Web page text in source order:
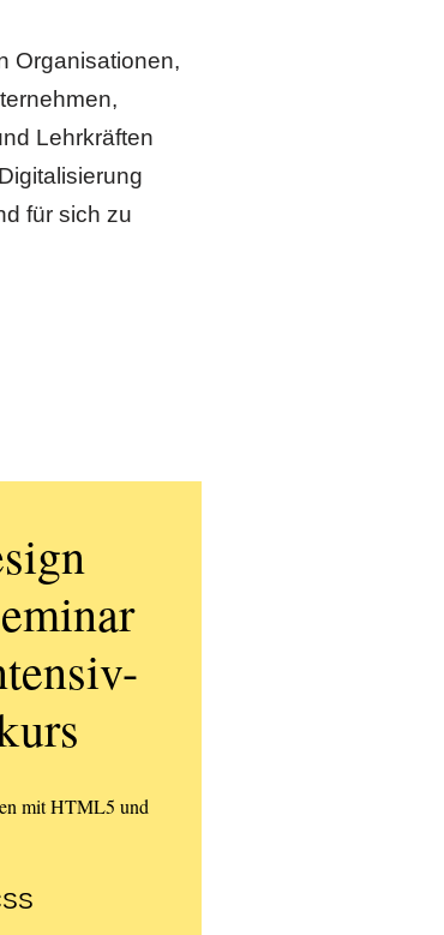
Organisationen,
Lehrkräften
für sich zu
mit HTML5 und